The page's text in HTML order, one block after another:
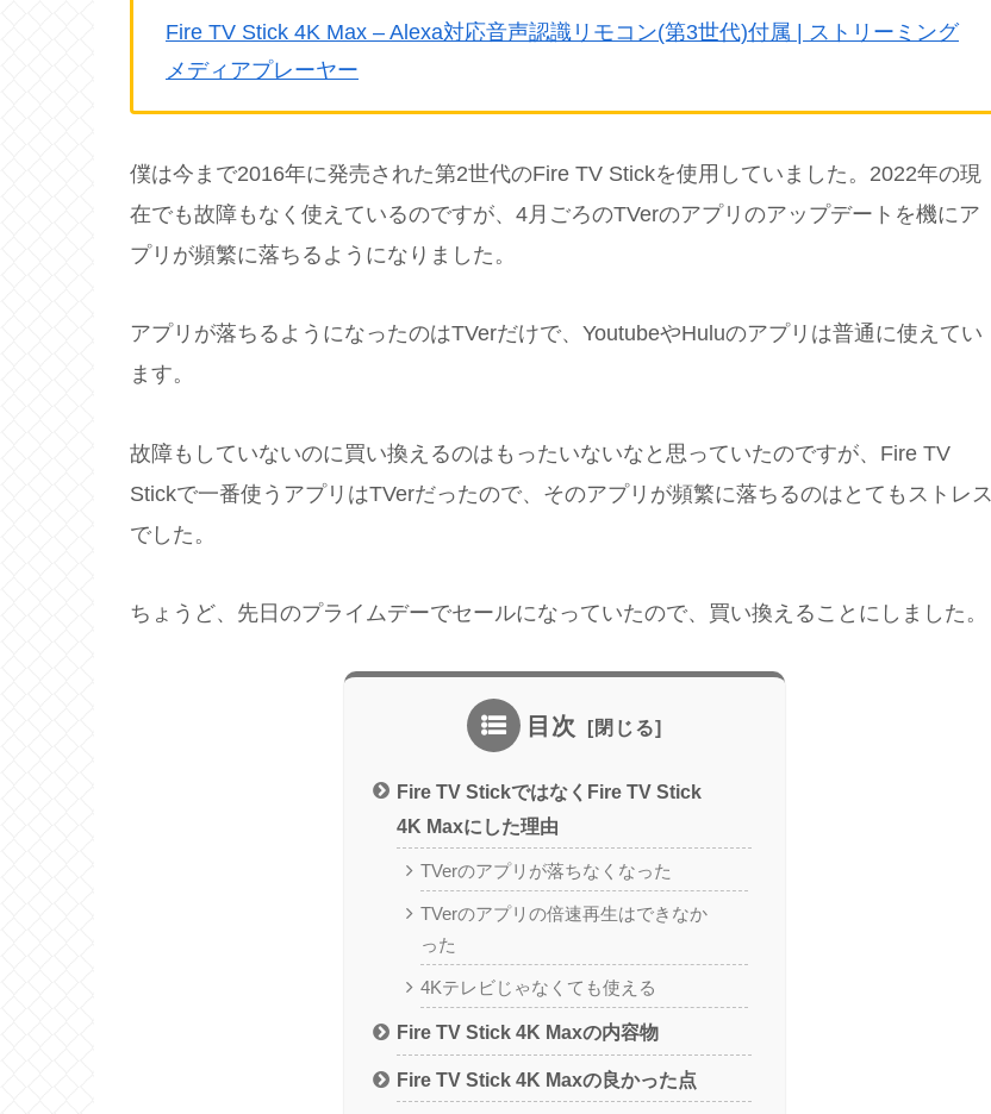
Fire TV Stick 4K Max – Alexa対応音声認識リモコン(第3世代)付属 | ストリーミング
メディアプレーヤー
僕は今まで2016年に発売された第2世代のFire TV Stickを使用していました。2022年の現
在でも故障もなく使えているのですが、4月ごろのTVerのアプリのアップデートを機にア
プリが頻繁に落ちるようになりました。
アプリが落ちるようになったのはTVerだけで、YoutubeやHuluのアプリは普通に使えてい
ます。
故障もしていないのに買い換えるのはもったいないなと思っていたのですが、Fire TV
Stickで一番使うアプリはTVerだったので、そのアプリが頻繁に落ちるのはとてもストレス
でした。
ちょうど、先日のプライムデーでセールになっていたので、買い換えることにしました。
目次
Fire TV StickではなくFire TV Stick
4K Maxにした理由
TVerのアプリが落ちなくなった
TVerのアプリの倍速再生はできなか
った
4Kテレビじゃなくても使える
Fire TV Stick 4K Maxの内容物
Fire TV Stick 4K Maxの良かった点